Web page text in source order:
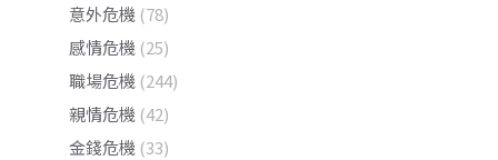
意外危機 (78)
感情危機 (25)
職場危機 (244)
親情危機 (42)
金錢危機 (33)